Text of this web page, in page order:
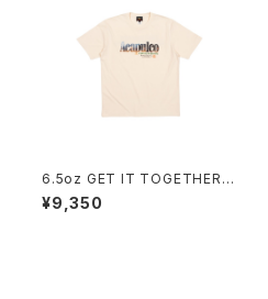
6.5oz GET IT TOGETHER T
EE / BOX FIT (CREAM)
¥9,350